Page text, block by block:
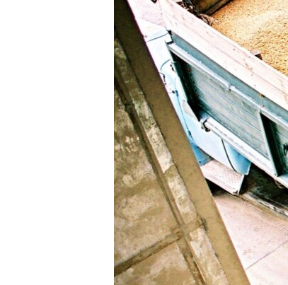
УКРАЇНСЬКА ПРОБЛЕМА КРИМУ